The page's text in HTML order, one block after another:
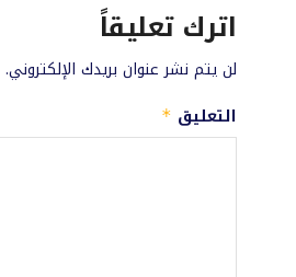
اترك تعليقاً
لن يتم نشر عنوان بريدك الإلكتروني.
التعليق *